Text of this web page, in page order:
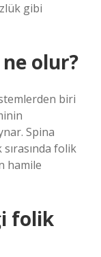
gibi
olur?
biri
Spina
folik
hamile
folik